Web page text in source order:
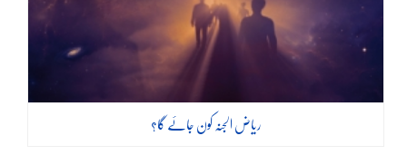
ریاض الجنہ کون جائے گا؟